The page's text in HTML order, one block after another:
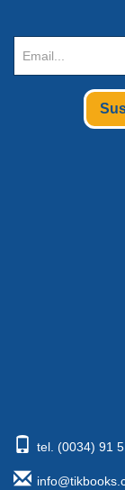
tel. (0034) 91